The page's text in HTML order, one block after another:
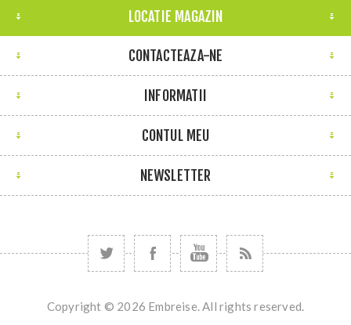
LOCATIE MAGAZIN
CONTACTEAZA-NE
INFORMATII
CONTUL MEU
NEWSLETTER
Copyright © 2026 Embreise. All rights reserved.